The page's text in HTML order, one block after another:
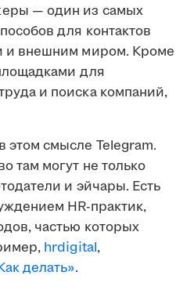
— один из самых
для контактов
и внешним миром. Кроме
для
и поиска компаний,
этом смысле Telegram.
там могут не только
и эйчары. Есть
HR-практик,
частью которых
hrdigital,
делать».